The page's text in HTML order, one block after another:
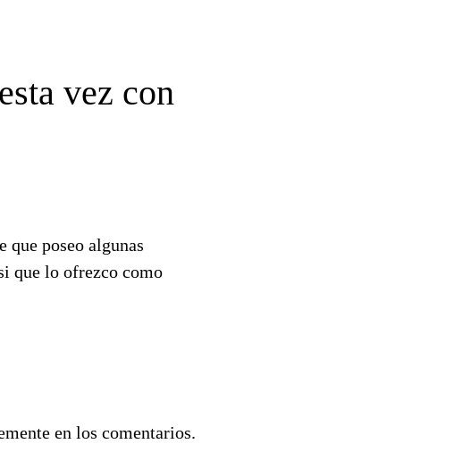
vez con
que poseo algunas
que lo ofrezco como
en los comentarios.